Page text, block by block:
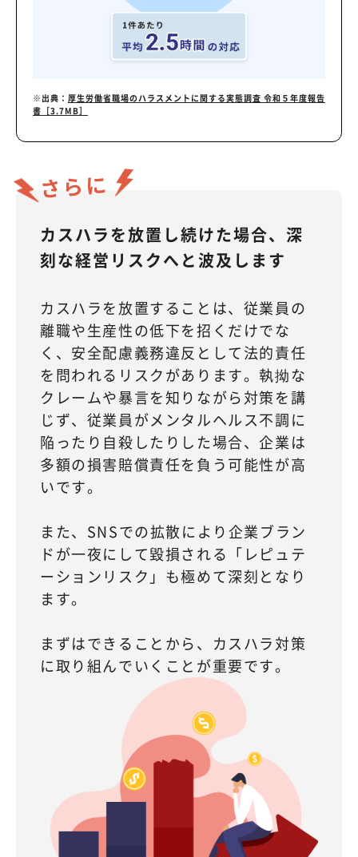
※出典： 厚生労働省職場のハラスメントに関する実態調査 令和５年度報告
書［3.7MB］
さらに
カスハラを放置し続けた場合、深
刻な経営リスクへと波及します
カスハラを放置することは、従業員の
離職や生産性の低下を招くだけでな
く、安全配慮義務違反として法的責任
を問われるリスクがあります。執拗な
クレームや暴言を知りながら対策を講
じず、従業員がメンタルヘルス不調に
陥ったり自殺したりした場合、企業は
多額の損害賠償責任を負う可能性が高
いです。
また、SNSでの拡散により企業ブラン
ドが一夜にして毀損される「レピュテ
ーションリスク」も極めて深刻となり
ます。
まずはできることから、カスハラ対策
に取り組んでいくことが重要です。